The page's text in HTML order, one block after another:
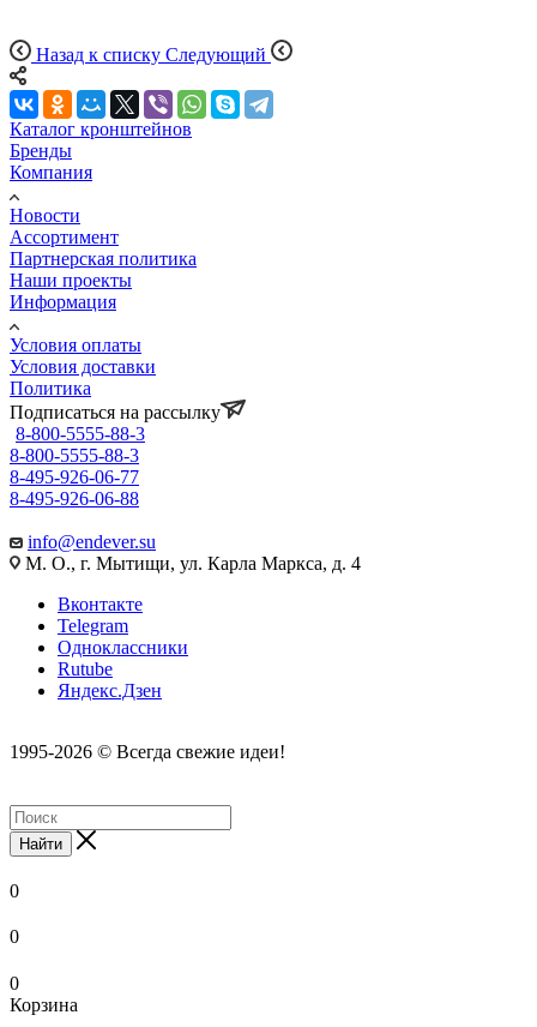
Назад к списку Следующий
Каталог кронштейнов
Бренды
Компания
Новости
Ассортимент
Партнерская политика
Наши проекты
Информация
Условия оплаты
Условия доставки
Политика
Подписаться на рассылку
8-800-5555-88-3
8-800-5555-88-3
8-495-926-06-77
8-495-926-06-88
info@endever.su
М. О., г. Мытищи, ул. Карла Маркса, д. 4
Вконтакте
Telegram
Одноклассники
Rutube
Яндекс.Дзен
1995-2026 © Всегда свежие идеи!
Найти
0
0
0
Корзина